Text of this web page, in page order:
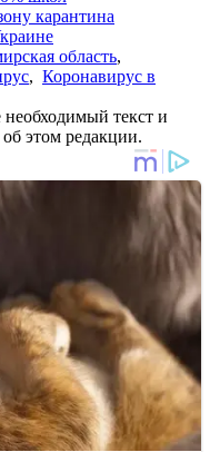
карантина
область,
, Коронавирус в
текст и
этом редакции.